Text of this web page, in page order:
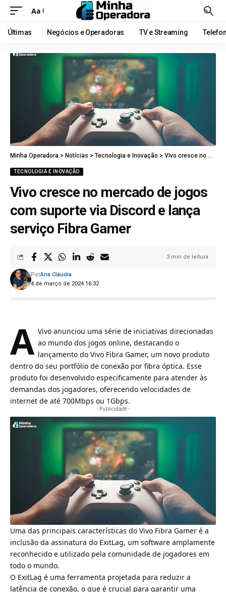
Aa
Últimas Negócios e Operadoras TV e Streaming
Minha Operadora > Notícias > Tecnologia e Inovação > Vivo cresce no mercado de jogos com suporte via Discord e lança serviço Fibra Gamer
TECNOLOGIA E INOVAÇÃO
Vivo cresce no mercado de jogos
com suporte via Discord e lança
serviço Fibra Gamer
4 de março de 2024 16:32
PorAna Cláudia
3 min de leitura
A Vivo anunciou uma série de iniciativas direcionadas
ao mundo dos jogos online, destacando o
lançamento do Vivo Fibra Gamer, um novo produto
dentro do seu portfólio de conexão por fibra óptica. Esse
produto foi desenvolvido especificamente para atender às
demandas dos jogadores, oferecendo velocidades de
internet de até 700Mbps ou 1Gbps.
- Publicidade -
Uma das principais características do Vivo Fibra Gamer é a
inclusão da assinatura do ExitLag, um software amplamente
reconhecido e utilizado pela comunidade de jogadores em
todo o mundo.
O ExitLag é uma ferramenta projetada para reduzir a
latência de conexão, o que é crucial para garantir uma